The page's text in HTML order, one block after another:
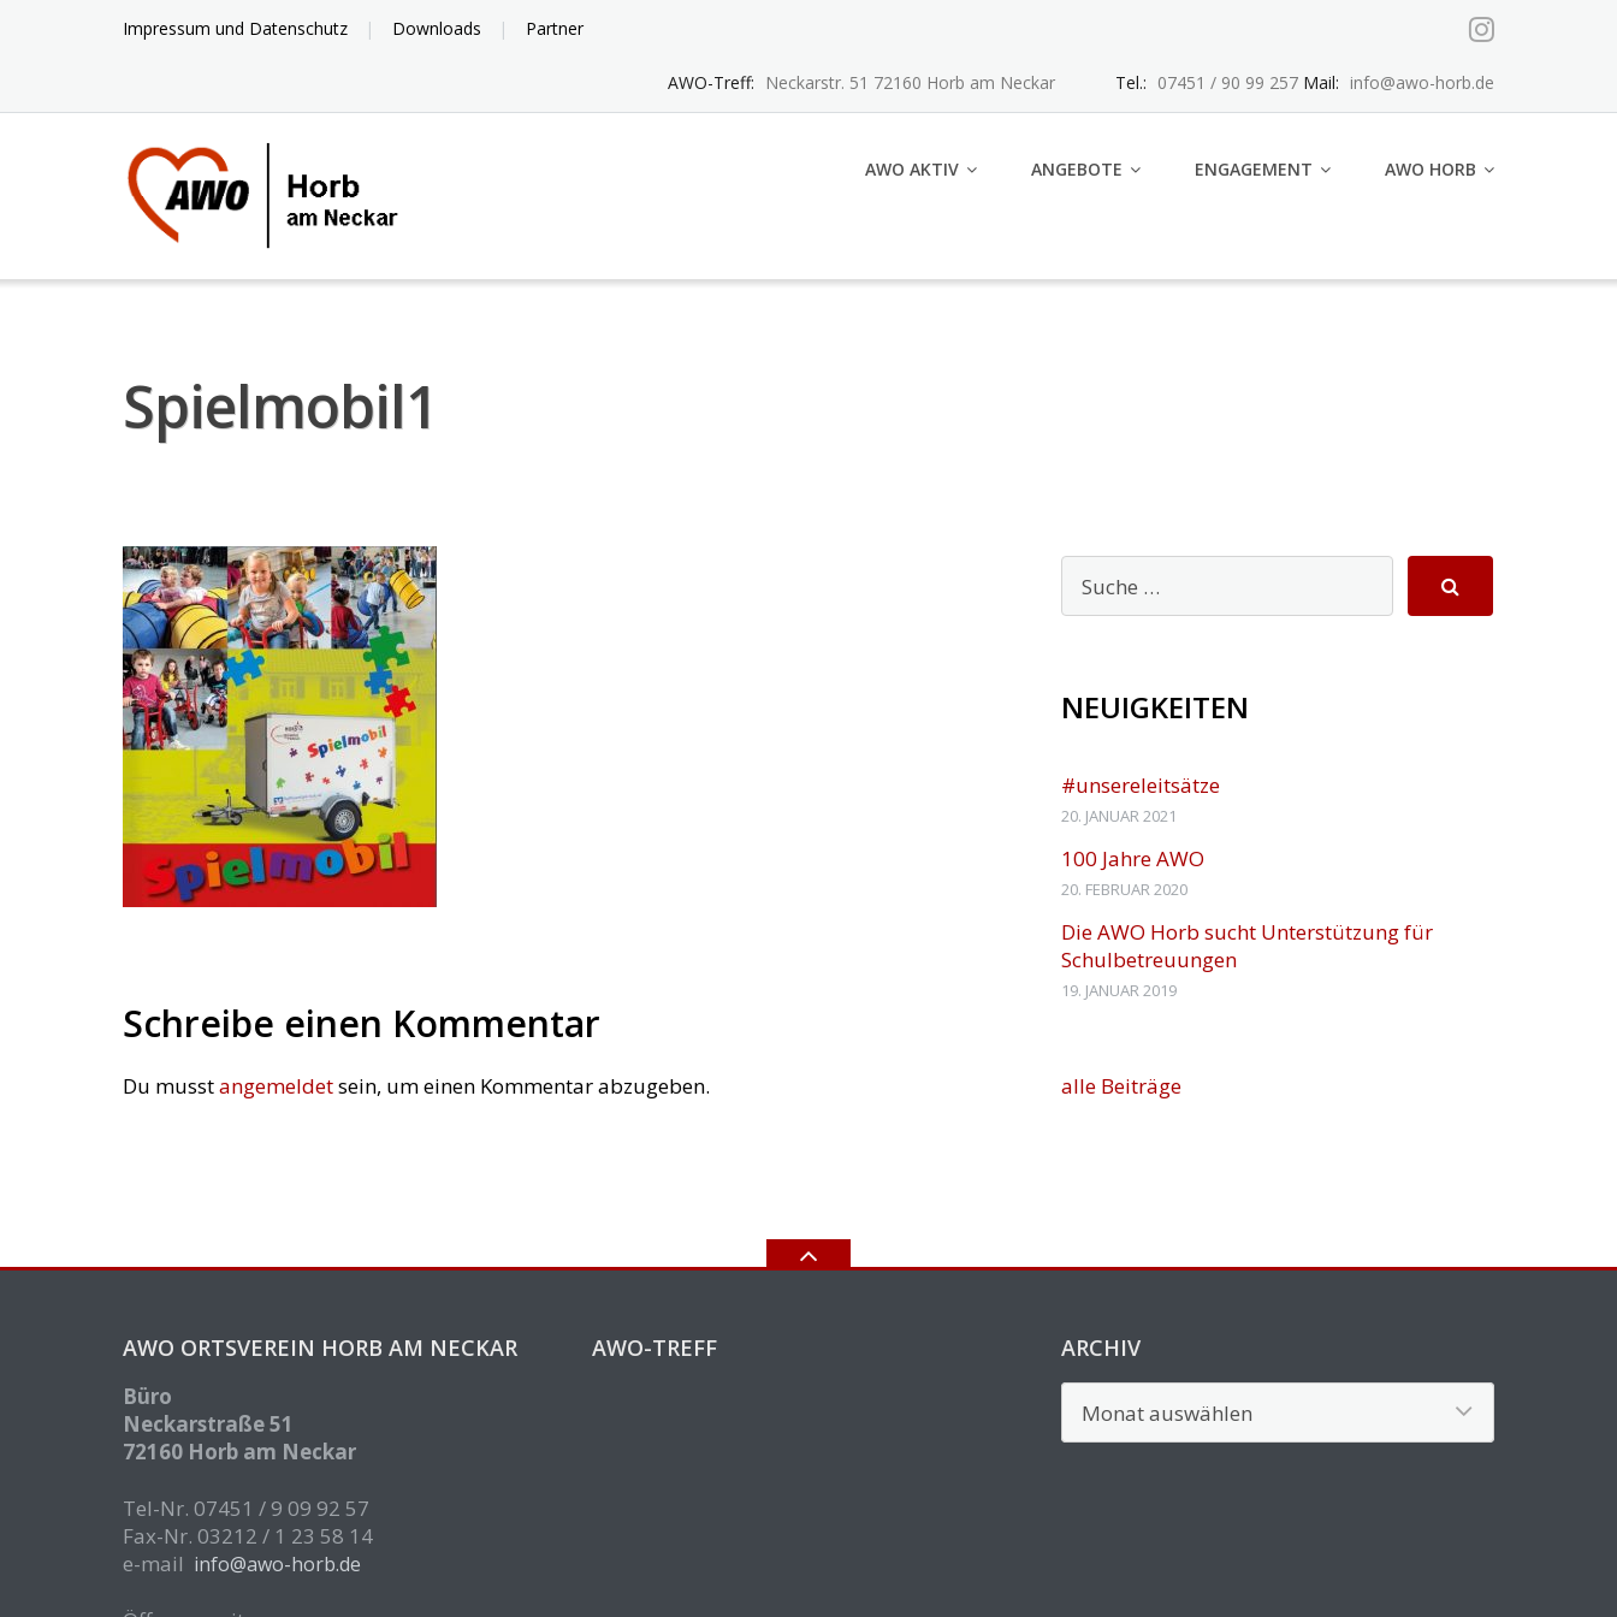
Impressum und Datenschutz Downloads Partner
AWO-Treff: Neckarstr. 51 72160 Horb am Neckar Tel.: 07451 / 90 99 257 Mail: info@awo-horb.de
AWO AKTIV ANGEBOTE ENGAGEMENT AWO HORB
Spielmobil1
Schreibe einen Kommentar
Du musstangemeldetsein, um einen Kommentar abzugeben.
NEUIGKEITEN
#unsereleitsätze
20. JANUAR 2021
100 Jahre AWO
20. FEBRUAR 2020
Die AWO Horb sucht Unterstützung für
Schulbetreuungen
19. JANUAR 2019
alle Beiträge
AWO ORTSVEREIN HORB AM NECKAR
Büro
Neckarstraße 51
72160 Horb am Neckar
Tel-Nr. 07451 / 9 09 92 57
Fax-Nr. 03212 / 1 23 58 14
e-mail info@awo-horb.de
AWO-TREFF ARCHIV
Archiv